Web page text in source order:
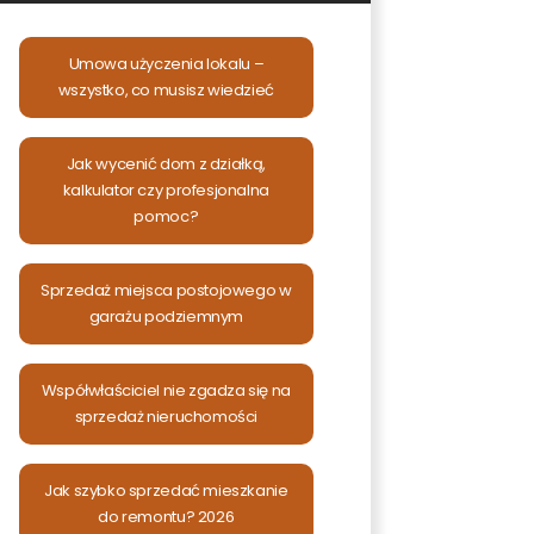
Umowa użyczenia lokalu –
wszystko, co musisz wiedzieć
Jak wycenić dom z działką,
kalkulator czy profesjonalna
pomoc?
Sprzedaż miejsca postojowego w
garażu podziemnym
Współwłaściciel nie zgadza się na
sprzedaż nieruchomości
Jak szybko sprzedać mieszkanie
do remontu? 2026